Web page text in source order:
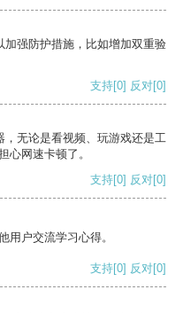
强防护措施，比如增加双重验
支持[0] 反对[0]
无论是看视频、玩游戏还是工
心网速卡顿了。
支持[0] 反对[0]
用户交流学习心得。
支持[0] 反对[0]